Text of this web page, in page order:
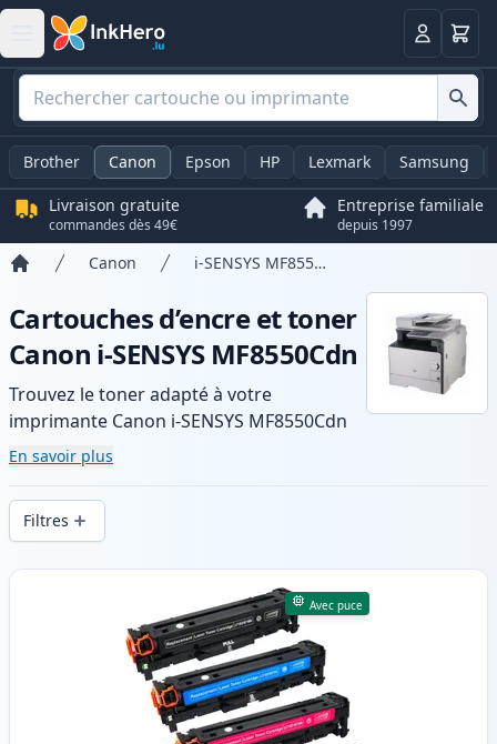
Panier
Brother Canon Epson HP Lexmark Samsung
Livraison gratuite
commandes dès 49€
Entreprise familiale
depuis 1997
Canon i-SENSYS MF8550Cdn
Cartouches d’encre et toner
Canon i-SENSYS MF8550Cdn
Trouvez le toner adapté à votre
imprimante Canon i-SENSYS MF8550Cdn
avec notre gamme de cartouches
compatibles et haute capacité. Profitez
d’une qualité d’impression constante et
d’une livraison rapide depuis un stock
En savoir plus
Filtres
Produits
Avec puce